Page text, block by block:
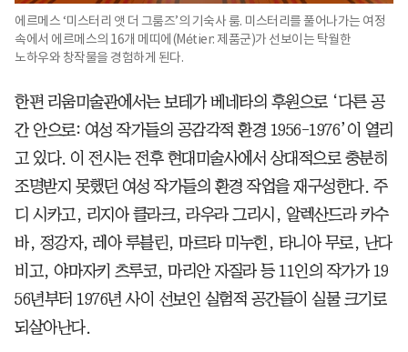
에르메스 ‘미스터리 앳 더 그룸즈’의 기숙사 룸. 미스터리를 풀어나가는 여정
속에서 에르메스의 16개 메띠에(Métier: 제품군)가 선보이는 탁월한
노하우와 창작물을 경험하게 된다.
한편 리움미술관에서는 보테가 베네타의 후원으로 ‘다른 공
간 안으로: 여성 작가들의 공감각적 환경 1956-1976’이 열리
고 있다. 이 전시는 전후 현대미술사에서 상대적으로 충분히
조명받지 못했던 여성 작가들의 환경 작업을 재구성한다. 주
디 시카고, 리지아 클라크, 라우라 그리시, 알렉산드라 카수
바, 정강자, 레아 루블린, 마르타 미누힌, 타니아 무로, 난다
비고, 야마자키 츠루코, 마리안 자질라 등 11인의 작가가 19
56년부터 1976년 사이 선보인 실험적 공간들이 실물 크기로
되살아난다.